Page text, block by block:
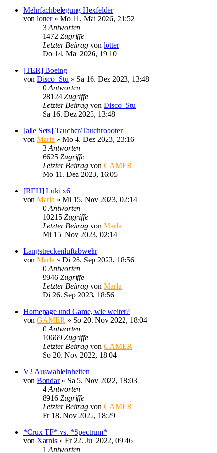
Mehrfachbelegung Hexfelder
von lotter» Mo 11. Mai 2026, 21:52
3 Antworten
1472 Zugriffe
Letzter Beitrag von lotter
Do 14. Mai 2026, 19:10
[TER] Boeing
von Disco_Stu » Sa 16. Dez 2023, 13:48
0 Antworten
28124 Zugriffe
Letzter Beitrag von Disco_Stu
Sa 16. Dez 2023, 13:48
[alle Sets] Taucher/Tauchroboter
von Marla » Mo 4. Dez 2023, 23:16
3 Antworten
6625 Zugriffe
Letzter Beitrag von GAMER
Mo 11. Dez 2023, 16:05
[REH] Luki x6
von Marla » Mi 15. Nov 2023, 02:14
0 Antworten
10215 Zugriffe
Letzter Beitrag von Marla
Mi 15. Nov 2023, 02:14
Langstreckenluftabwehr
von Marla » Di 26. Sep 2023, 18:56
0 Antworten
9946 Zugriffe
Letzter Beitrag von Marla
Di 26. Sep 2023, 18:56
Homepage und Game, wie weiter?
von GAMER » So 20. Nov 2022, 18:04
0 Antworten
10669 Zugriffe
Letzter Beitrag von GAMER
So 20. Nov 2022, 18:04
V2 Auswahleinheiten
von Bondar» Sa 5. Nov 2022, 18:03
4 Antworten
8916 Zugriffe
Letzter Beitrag von GAMER
Fr 18. Nov 2022, 18:29
*Crux TF* vs. *Spectrum*
von Xarnis » Fr 22. Jul 2022, 09:46
1 Antworten